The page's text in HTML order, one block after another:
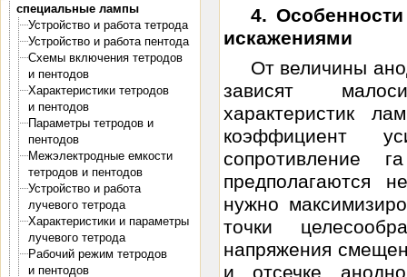
специальные лампы
Устройство и работа тетрода
Устройство и работа пентода
Схемы включения тетродов
и пентодов
Характеристики тетродов
и пентодов
Параметры тетродов и
пентодов
Межэлектродные емкости
тетродов и пентодов
Устройство и работа
лучевого тетрода
Характеристики и параметры
лучевого тетрода
Рабочий режим тетродов
и пентодов
4.
искажениями
От величины
зависят
характеристик
коэффициент
предполагаются
нужно
точки
напряжения
и отсечке